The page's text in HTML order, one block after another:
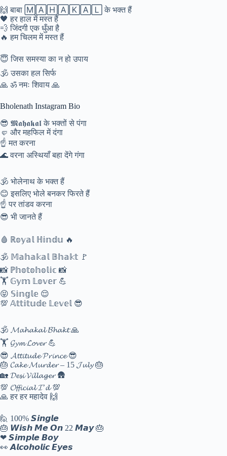
🙌 बाबा 🄼🄰🄷🄰🄺🄰🄻 के भक्त हैं
🖤 हर हाल में मस्त हैं
💨 जिंदगी एक धुँआ है
🔥 हम चिलम में मस्त हैं
😇 जिस समस्या का न हो उपाय
🕉️ उसका हल सिर्फ
🙏 ॐ नमः शिवाय 🙏
Bholenath Instagram Bio
😎 𝕸𝖆𝖍𝖆𝖐𝖆𝖑 के भक्तों से पंगा
🤛 और महफिल में दंगा
☝️ मत करना
🌊 वरना अस्थियाँ बहा देंगे गंगा
🕉️ भोलेनाथ के भक्त हैं
😊 इसलिए भोले बनकर फिरते हैं
☝️ पर तांडव करना
😎 भी जानते हैं
🩸 ℝ𝕠𝕪𝕒𝕝 ℍ𝕚𝕟𝕕𝕦 🔥
🕉️ 𝕄𝕒𝕙𝕒𝕜𝕒𝕝 𝔹𝕙𝕒𝕜𝕥 🚩
📸 ℙ𝕙𝕠𝕥𝕠𝕙𝕠𝕝𝕚𝕔 📸
🏋️ 𝔾𝕪𝕞 𝕃𝕠𝕧𝕖𝕣 💪
😝 𝕊𝕚𝕟𝕘𝕝𝕖 😌
💯 𝔸𝕥𝕥𝕚𝕥𝕦𝕕𝕖 𝕃𝕖𝕧𝕖𝕝 😎
🕉️ 𝓜𝓪𝓱𝓪𝓴𝓪𝓵 𝓑𝓱𝓪𝓴𝓽 🙏
🏋️ 𝓖𝔂𝓶 𝓛𝓸𝓿𝓮𝓻 💪
😎 𝓐𝓽𝓽𝓲𝓽𝓾𝓭𝓮 𝓟𝓻𝓲𝓷𝓬𝓮 😎
🎂 𝓒𝓪𝓴𝓮 𝓜𝓾𝓻𝓭𝓮𝓻 – 15 𝓙𝓾𝓵𝔂 🎂
🏡 𝓓𝓮𝓼𝓲 𝓥𝓲𝓵𝓵𝓪𝓰𝓮𝓻 🛖
💯 𝓞𝓯𝓯𝓲𝓬𝓲𝓪𝓵 𝓘’𝓭 💯
🙏 हर हर महादेव 🙌
🙋 100% 𝙎𝙞𝙣𝙜𝙡𝙚
🎂 𝙒𝙞𝙨𝙝 𝙈𝙚 𝙊𝙣 22 𝙈𝙖𝙮 🎂
❤ 𝙎𝙞𝙢𝙥𝙡𝙚 𝘽𝙤𝙮
👀 𝘼𝙡𝙘𝙤𝙝𝙤𝙡𝙞𝙘 𝙀𝙮𝙚𝙨